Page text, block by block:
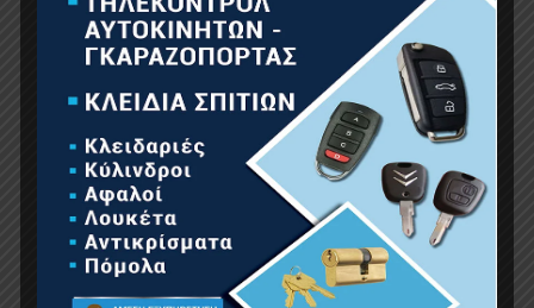
BORMANN BPP2500 Βραχίονας Παλάγκου
Τηλεσκοπικός
55.00€